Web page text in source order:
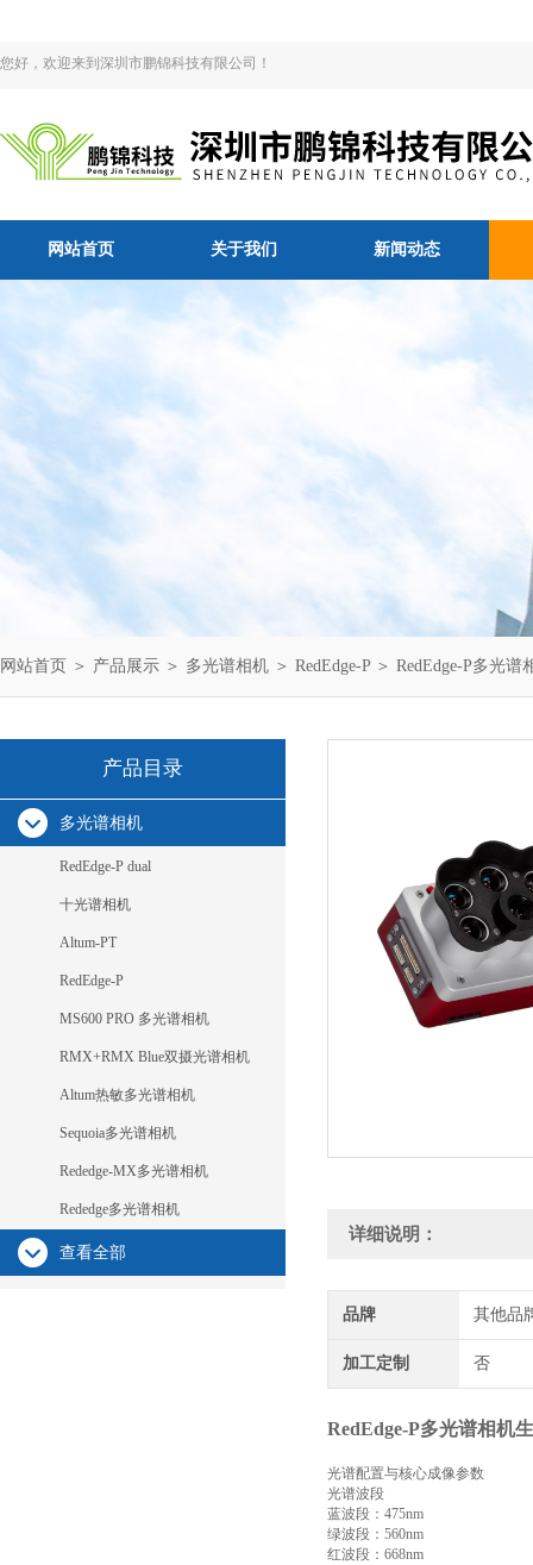
您好，欢迎来到深圳市鹏锦科技有限公司！
网站首页 关于我们 新闻动态
网站首页 ＞ 产品展示 ＞ 多光谱相机 ＞ RedEdge-P ＞ RedEdge-P多光
产品目录
多光谱相机
RedEdge-P dual
十光谱相机
Altum-PT
RedEdge-P
MS600 PRO 多光谱相机
RMX+RMX Blue双摄光谱相机
Altum热敏多光谱相机
Sequoia多光谱相机
Rededge-MX多光谱相机
Rededge多光谱相机
查看全部
详细说明：
品牌 其他品
加工定制 否
RedEdge-P多光谱相机
光谱配置与核心成像参数
光谱波段
蓝波段：475nm
绿波段：560nm
红波段：668nm